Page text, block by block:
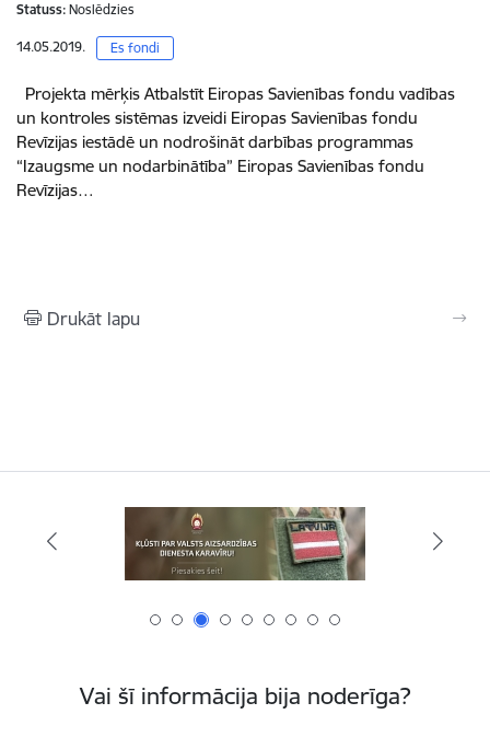
Statuss: Noslēdzies
14.05.2019. Es fondi
Projekta mērķis Atbalstīt Eiropas Savienības fondu vadības
un kontroles sistēmas izveidi Eiropas Savienības fondu
Revīzijas iestādē un nodrošināt darbības programmas
“Izaugsme un nodarbinātība” Eiropas Savienības fondu
Revīzijas…
Drukāt lapu
Vai šī informācija bija noderīga?